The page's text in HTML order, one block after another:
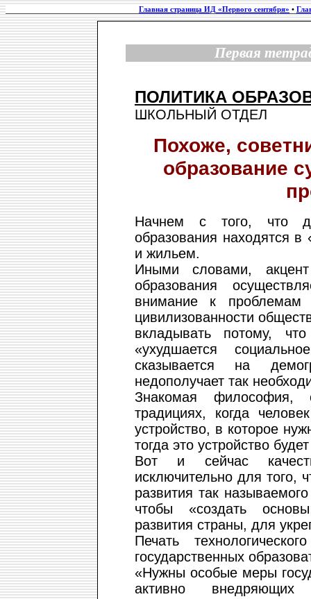
Главная страница ИД «Первого сентября» •
Первая
ПОЛИТИКА
ШКОЛЬНЫЙ ОТДЕЛ
Похоже,
образование
Начнем с того, что
образования находятся
и жильем.
Иными словами,
образования
внимание к проблемам
цивилизованности
вкладывать потому,
«ухудшается
сказывается на
недополучает так
Знакомая философия,
традициях, когда
устройство, в которое
тогда это устройство
Вот и сейчас
исключительно для того,
развития так
чтобы «создать
развития страны, для
Печать
государственных
«Нужны особые меры
активно внедряющих